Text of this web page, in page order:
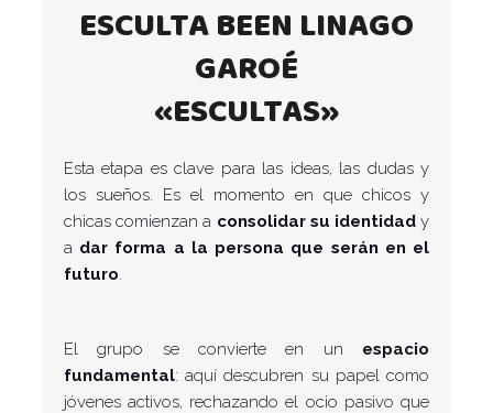
ESCULTA BEEN LINAGO
GAROÉ
«ESCULTAS»
Esta etapa es clave para las ideas, las dudas y
los sueños. Es el momento en que chicos y
chicas comienzan a consolidar su identidad y
a dar forma a la persona que serán en el
futuro.
El grupo se convierte en un espacio
fundamental: aquí descubren su papel como
jóvenes activos, rechazando el ocio pasivo que